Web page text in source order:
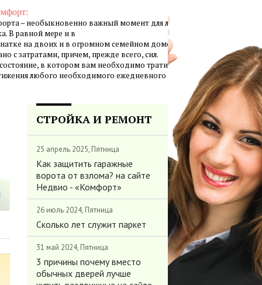
– необыкновенно важный момент для личной жизни
В равной мере и в
на двоих и в огромном семейном доме создание
с затратами, причем, прежде всего, сил.
в котором вам необходимо тратить минимум
любого необходимого ежедневного результата.
СТРОЙКА И РЕМОНТ
25 апрель 2025, Пятница
Как защитить гаражные
ворота от взлома? на сайте
Недвио - «Комфорт»
26 июль 2024, Пятница
Сколько лет служит паркет
31 май 2024, Пятница
3 причины почему вместо
обычных дверей лучше